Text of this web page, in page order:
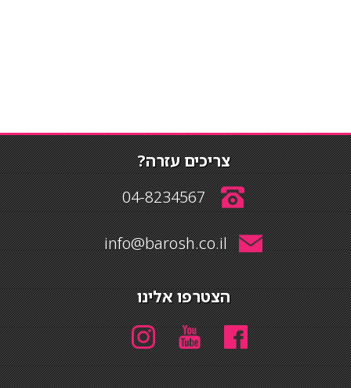
צריכים עזרה?
04-8234567
info@barosh.co.il
הצטרפו אלינו